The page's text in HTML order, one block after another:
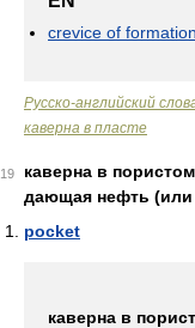
crevice of formation
Русско-английский
каверна в пласте
19
каверна в
дающая нефть (или
pocket
каверна в